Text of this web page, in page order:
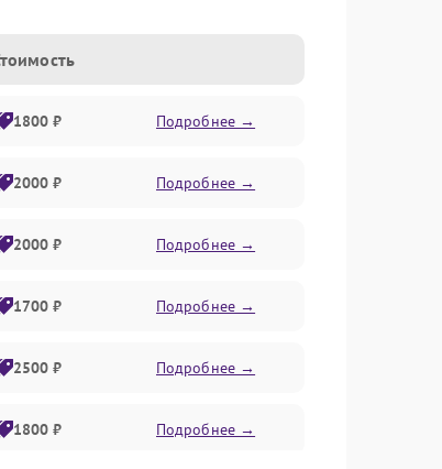
1800 ₽ Подробнее →
2000 ₽ Подробнее →
2000 ₽ Подробнее →
1700 ₽ Подробнее →
2500 ₽ Подробнее →
1800 ₽ Подробнее →